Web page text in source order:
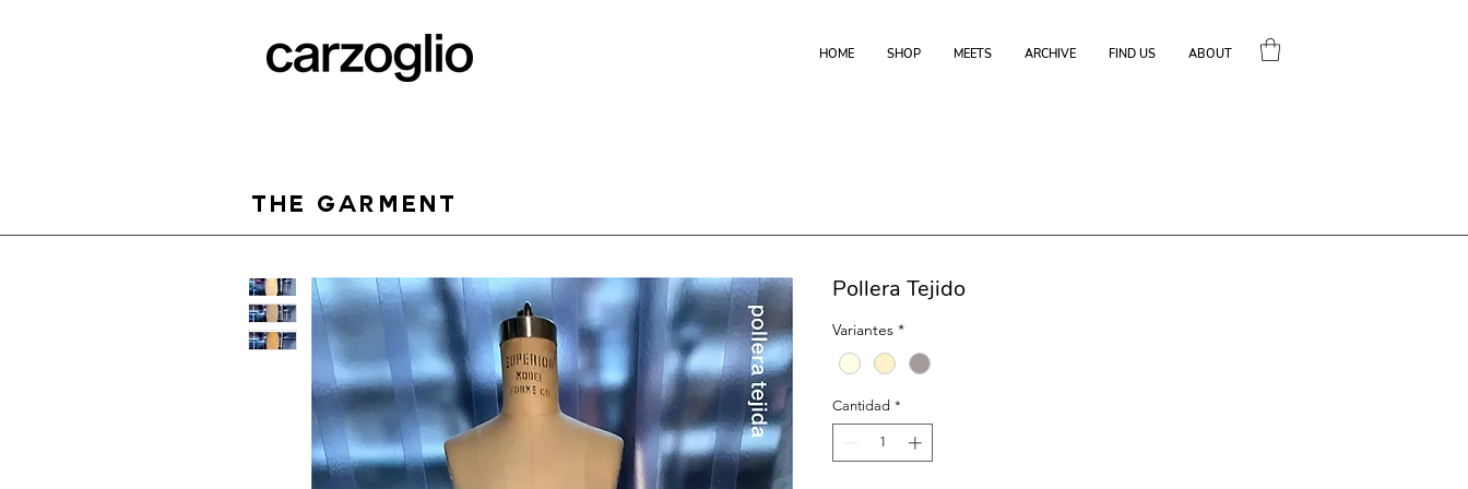
HOME SHOP MEETS ARCHIVE FIND US ABOUT
THE GARMENT
Pollera Tejido
Variantes *
Cantidad *